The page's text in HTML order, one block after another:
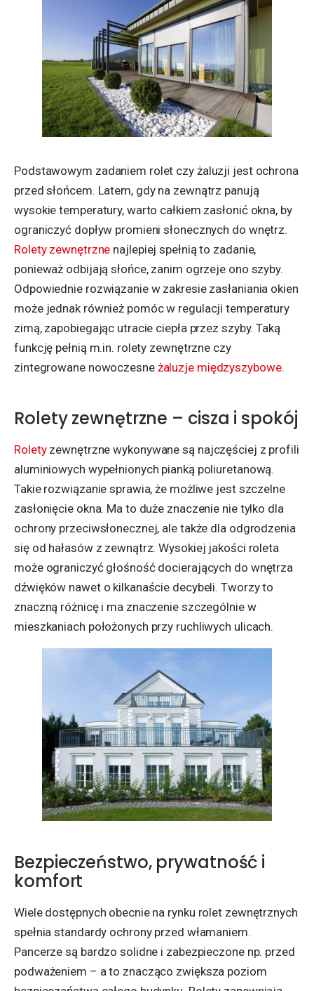
Podstawowym zadaniem rolet czy żaluzji jest ochrona
przed słońcem. Latem, gdy na zewnątrz panują
wysokie temperatury, warto całkiem zasłonić okna, by
ograniczyć dopływ promieni słonecznych do wnętrz.
Rolety zewnętrzne najlepiej spełnią to zadanie,
ponieważ odbijają słońce, zanim ogrzeje ono szyby.
Odpowiednie rozwiązanie w zakresie zasłaniania okien
może jednak również pomóc w regulacji temperatury
zimą, zapobiegając utracie ciepła przez szyby. Taką
funkcję pełnią m.in. rolety zewnętrzne czy
zintegrowane nowoczesne żaluzje międzyszybowe.
Rolety zewnętrzne – cisza i spokój
Roletyzewnętrzne wykonywane są najczęściej z profili
aluminiowych wypełnionych pianką poliuretanową.
Takie rozwiązanie sprawia, że możliwe jest szczelne
zasłonięcie okna. Ma to duże znaczenie nie tylko dla
ochrony przeciwsłonecznej, ale także dla odgrodzenia
się od hałasów z zewnątrz. Wysokiej jakości roleta
może ograniczyć głośność docierających do wnętrza
dźwięków nawet o kilkanaście decybeli. Tworzy to
znaczną różnicę i ma znaczenie szczególnie w
mieszkaniach położonych przy ruchliwych ulicach.
Bezpieczeństwo, prywatność i
komfort
Wiele dostępnych obecnie na rynku rolet zewnętrznych
spełnia standardy ochrony przed włamaniem.
Pancerze są bardzo solidne i zabezpieczone np. przed
podważeniem – a to znacząco zwiększa poziom